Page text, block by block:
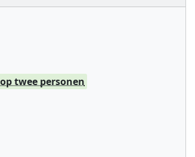
twee personen